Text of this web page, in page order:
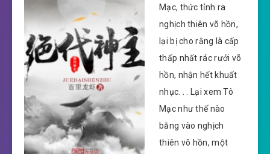
Mạc, thức tỉnh ra
nghịch thiên võ hồn,
lại bị cho rằng là cấp
thấp nhất rác rưởi võ
hồn, nhận hết khuất
nhục. . . Lại xem Tô
Mạc như thế nào
bằng vào nghịch
thiên võ hồn, một